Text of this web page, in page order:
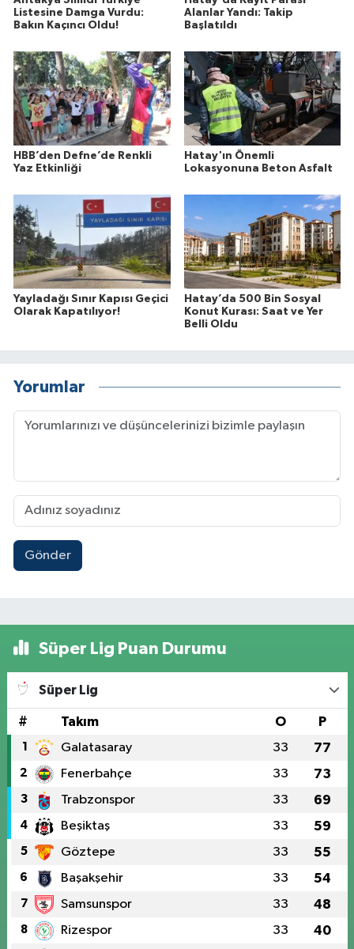
Listesine Damga Vurdu:
Bakın Kaçıncı Oldu!
Alanlar Yandı: Takip
Başlatıldı
HBB’den Defne’de Renkli
Yaz Etkinliği
Hatay'ın Önemli
Lokasyonuna Beton Asfalt
Yayladağı Sınır Kapısı Geçici
Olarak Kapatılıyor!
Hatay’da 500 Bin Sosyal
Konut Kurası: Saat ve Yer
Belli Oldu
Yorumlar
Gönder
Süper Lig Puan Durumu
Süper Lig
# Takım O P
1 Galatasaray 33 77
2 Fenerbahçe 33 73
3 Trabzonspor 33 69
4 Beşiktaş 33 59
5 Göztepe 33 55
6 Başakşehir 33 54
7 Samsunspor 33 48
8 Rizespor 33 40